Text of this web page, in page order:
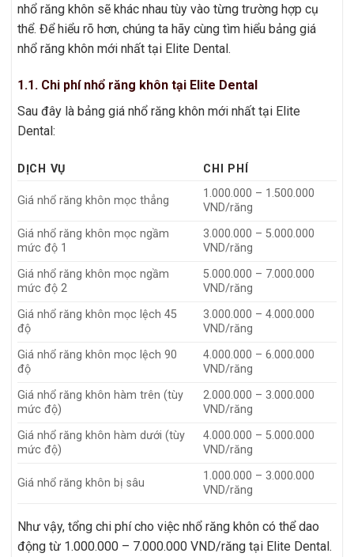
nhổ răng khôn sẽ khác nhau tùy vào từng trường hợp cụ
thể. Để hiểu rõ hơn, chúng ta hãy cùng tìm hiểu bảng giá
nhổ răng khôn mới nhất tại Elite Dental.
1.1. Chi phí nhổ răng khôn tại Elite Dental
Sau đây là bảng giá nhổ răng khôn mới nhất tại Elite
Dental:
DỊCH VỤ CHI PHÍ
Giá nhổ răng khôn mọc thẳng
1.000.000 – 1.500.000
VND/răng
Giá nhổ răng khôn mọc ngầm
mức độ 1
3.000.000 – 5.000.000
VND/răng
Giá nhổ răng khôn mọc ngầm
mức độ 2
5.000.000 – 7.000.000
VND/răng
Giá nhổ răng khôn mọc lệch 45
độ
3.000.000 – 4.000.000
VND/răng
Giá nhổ răng khôn mọc lệch 90
độ
4.000.000 – 6.000.000
VND/răng
Giá nhổ răng khôn hàm trên (tùy
mức độ)
2.000.000 – 3.000.000
VND/răng
Giá nhổ răng khôn hàm dưới (tùy
mức độ)
4.000.000 – 5.000.000
VND/răng
Giá nhổ răng khôn bị sâu
1.000.000 – 3.000.000
VND/răng
Như vậy, tổng chi phí cho việc nhổ răng khôn có thể dao
động từ 1.000.000 – 7.000.000 VND/răng tại Elite Dental.